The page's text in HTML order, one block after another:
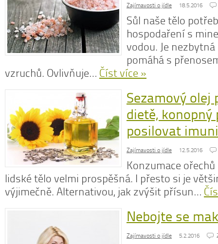
Zajímavosti o jídle 18.5.2016
Sůl naše tělo
hospodaření s
vodou. Je
pomáhá s
vzruchů. Ovlivňuje… Číst více »
Sezamový olej
dietě, konopný
posilovat
Zajímavosti o jídle 12.5.2016
Konzumace
lidské tělo velmi prospěšná. I přesto si je
výjimečně. Alternativou, jak zvýšit přísun…
Nebojte se
Zajímavosti o jídle 5.2.2016